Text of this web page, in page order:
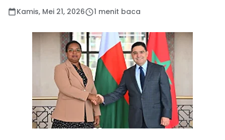
Kamis, Mei 21, 2026 1 menit baca